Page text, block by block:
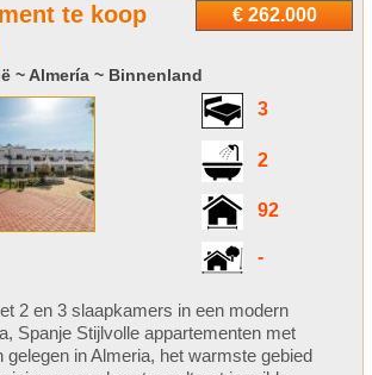
€ 262.000
te koop
~ Almería ~ Binnenland
3
2
92
-
2 en 3 slaapkamers in een modern
Spanje Stijlvolle appartementen met
gelegen in Almeria, het warmste gebied